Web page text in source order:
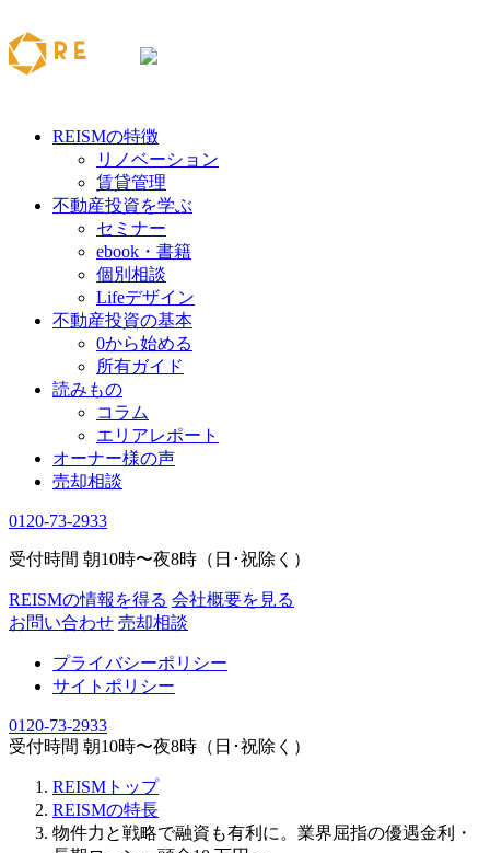
REISMの特徴
リノベーション
賃貸管理
不動産投資を学ぶ
セミナー
ebook・書籍
個別相談
Lifeデザイン
不動産投資の基本
0から始める
所有ガイド
読みもの
コラム
エリアレポート
オーナー様の声
売却相談
0120-73-2933
受付時間 朝10時〜夜8時（日･祝除く）
REISMの情報を得る 会社概要を見る
お問い合わせ 売却相談
プライバシーポリシー
サイトポリシー
0120-73-2933
受付時間 朝10時〜夜8時（日･祝除く）
REISMトップ
REISMの特長
物件力と戦略で融資も有利に。業界屈指の優遇金利・